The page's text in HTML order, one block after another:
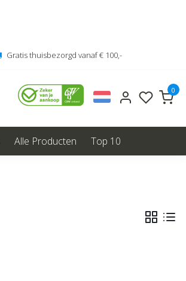
Gratis thuisbezorgd vanaf € 100,-
0
Alle Producten Top 10